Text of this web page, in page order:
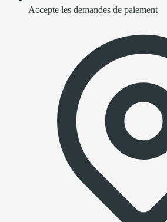
Accepte les demandes de paiement